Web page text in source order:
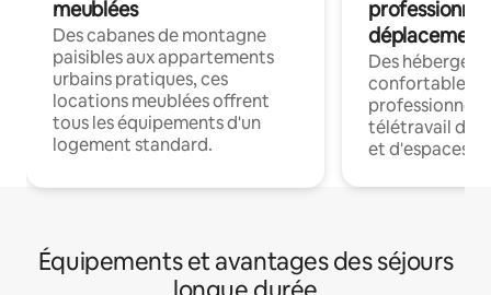
meublées
Des cabanes de montagne
paisibles aux appartements
urbains pratiques, ces
locations meublées offrent
tous les équipements d'un
logement standard.
déplacement
Des
confortables
professionnels
télétravail
et d'espaces
Équipements et avantages des séjours